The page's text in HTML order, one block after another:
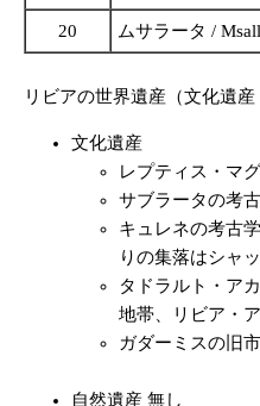
20
リビアの世界遺産（文化遺
文化遺産
レプティス・マ
サブラータの考
キュレネの考古
りの集落はシャッ
タドラルト・ア
地帯、リビア・
ガダーミスの旧
自然遺産 無し